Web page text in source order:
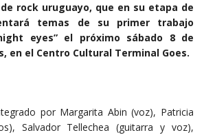
rock uruguayo, que en su etapa de
temas de su primer trabajo
eyes” el próximo sábado 8 de
en el Centro Cultural Terminal Goes.
por Margarita Abin (voz), Patricia
Salvador Tellechea (guitarra y voz),